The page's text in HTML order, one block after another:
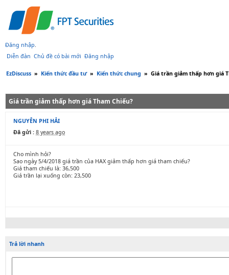
Đăng nhập.
Diễn đàn Chủ đề có bài mới Đăng nhập
EzDiscuss » Kiến thức đầu tư » Kiến thức chung » Giá trần giảm thấp hơn giá
Giá trần giảm thấp hơn giá Tham Chiếu?
NGUYỄN PHI HẢI
Đã gửi : 8 years ago
Cho mình hỏi?
Sao ngày 5/4/2018 giá trần của HAX giảm thấp hơn giá tham chiếu?
Giá tham chiếu là: 36,500
Giá trần lại xuống còn: 23,500
Trả lời nhanh